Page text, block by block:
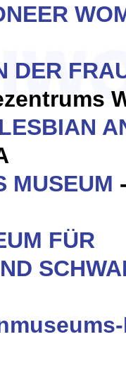
DER
MUSEUM
FÜR